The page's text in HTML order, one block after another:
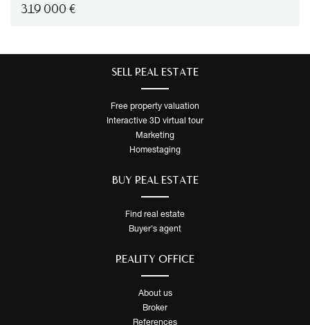
319 000 €
SELL ​​REAL ESTATE
Free property valuation
Interactive 3D virtual tour
Marketing
Homestaging
BUY REAL ESTATE
Find real estate
Buyer's agent
REALITY OFFICE
About us
Broker
References